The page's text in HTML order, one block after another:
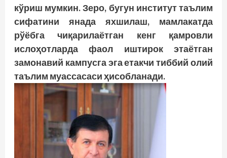
кўриш мумкин. Зеро, бугун институт таълим
сифатини янада яхшилаш, мамлакатда
рўёбга чиқарилаётган кенг қамровли
ислоҳотларда фаол иштирок этаётган
замонавий кампусга эга етакчи тиббий олий
таълим муассасаси ҳисобланади.